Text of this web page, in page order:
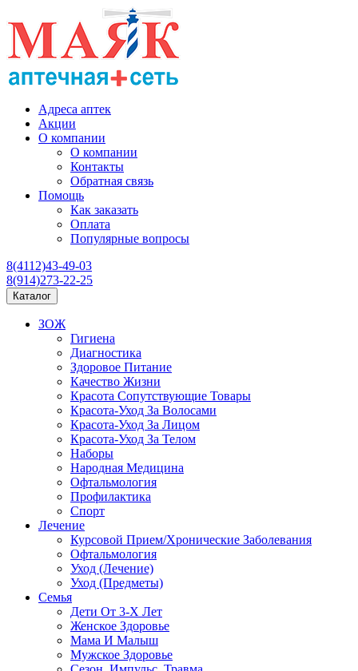
Адреса аптек
Акции
О компании
О компании
Контакты
Обратная связь
Помощь
Как заказать
Оплата
Популярные вопросы
8(4112)43-49-03
8(914)273-22-25
Каталог
ЗОЖ
Гигиена
Диагностика
Здоровое Питание
Качество Жизни
Красота Сопутствующие Товары
Красота-Уход За Волосами
Красота-Уход За Лицом
Красота-Уход За Телом
Наборы
Народная Медицина
Офтальмология
Профилактика
Спорт
Лечение
Курсовой Прием/Хронические Заболевания
Офтальмология
Уход (Лечение)
Уход (Предметы)
Семья
Дети От 3-Х Лет
Женское Здоровье
Мама И Малыш
Мужское Здоровье